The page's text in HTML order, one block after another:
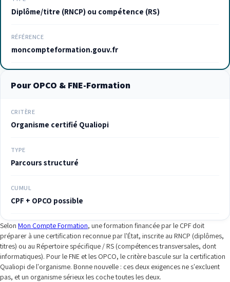
Diplôme/titre (RNCP) ou compétence (RS)
RÉFÉRENCE
moncompteformation.gouv.fr
Pour OPCO & FNE-Formation
CRITÈRE
Organisme certifié Qualiopi
TYPE
Parcours structuré
CUMUL
CPF + OPCO possible
Selon Mon Compte Formation, une formation financée par le CPF doit
préparer à une certification reconnue par l'État, inscrite au RNCP (diplômes,
titres) ou au Répertoire spécifique / RS (compétences transversales, dont
informatiques). Pour le FNE et les OPCO, le critère bascule sur la certification
Qualiopi de l'organisme. Bonne nouvelle : ces deux exigences ne s'excluent
pas, et un organisme sérieux les coche toutes les deux.